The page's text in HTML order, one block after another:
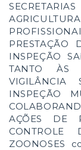
PRESTAÇÃO
INSPEÇÃO
TANTO ÀS
INSPEÇÃO
AÇÕES DE
CONTROLE
ZOONOSES